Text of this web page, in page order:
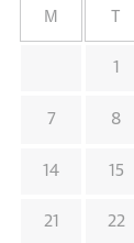
M
1
7 8
14 15
21 22